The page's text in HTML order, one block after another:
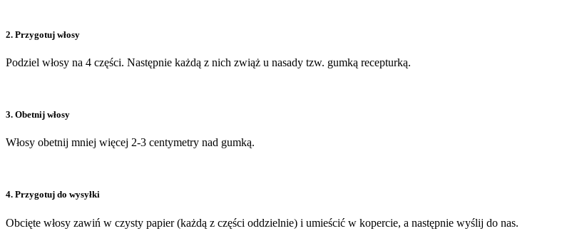
2. Przygotuj włosy
Podziel włosy na 4 części. Następnie każdą z nich zwiąż u nasady tzw. gumką recepturką.
3. Obetnij włosy
Włosy obetnij mniej więcej 2-3 centymetry nad gumką.
4. Przygotuj do wysyłki
Obcięte włosy zawiń w czysty papier (każdą z części oddzielnie) i umieścić w kopercie, a następnie wyślij do nas.